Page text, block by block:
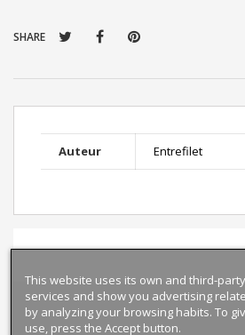
SHARE
Auteur Entrefilet
This website uses its own and third-
services and show you advertising
by analyzing your browsing habits. To
use, press the Accept button.